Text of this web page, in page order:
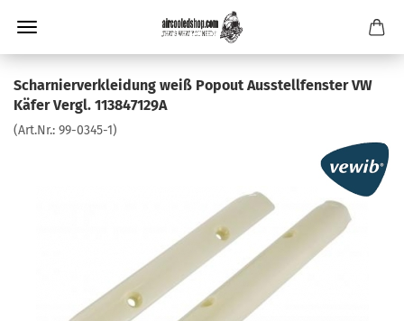
Scharnierverkleidung weiß Popout Ausstellfenster VW
Käfer Vergl. 113847129A
(Art.Nr.: 99-0345-1)